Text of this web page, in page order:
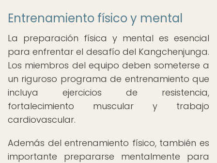
Entrenamiento físico y mental
La preparación física y mental es esencial
para enfrentar el desafío del Kangchenjunga.
Los miembros del equipo deben someterse a
un riguroso programa de entrenamiento que
incluya ejercicios de resistencia,
fortalecimiento muscular y trabajo
cardiovascular.
Además del entrenamiento físico, también es
importante prepararse mentalmente para